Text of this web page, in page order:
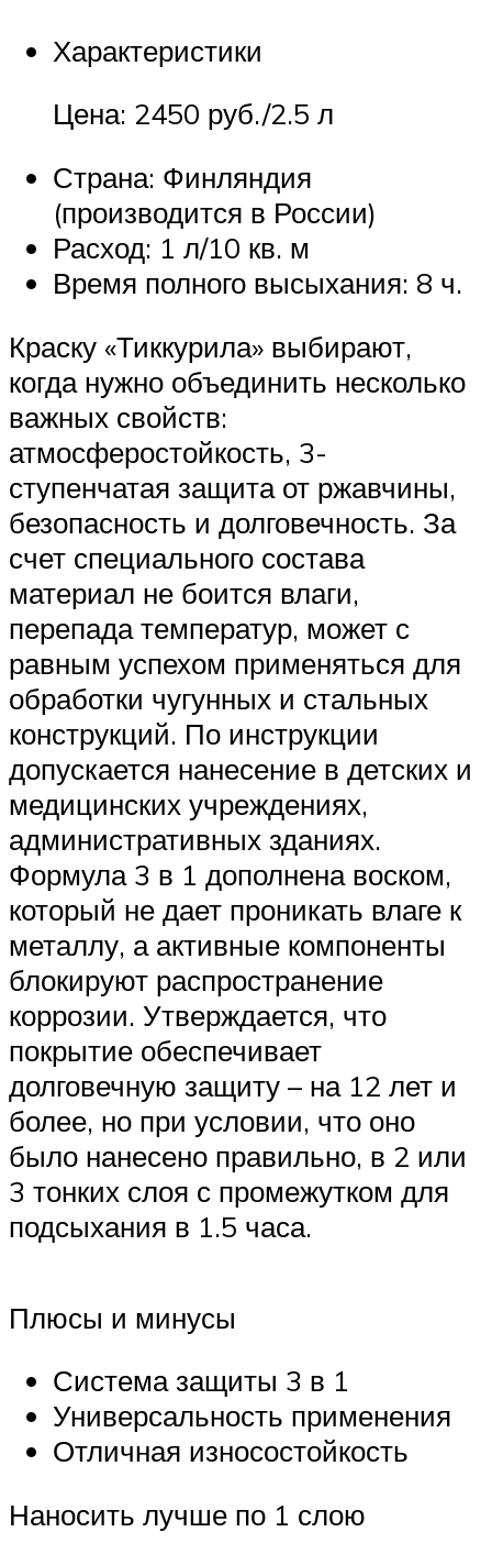
Характеристики
Цена: 2450 руб./2.5 л
Страна: Финляндия
(производится в России)
Расход: 1 л/10 кв. м
Время полного высыхания: 8 ч.
Краску «Тиккурила» выбирают,
когда нужно объединить несколько
важных свойств:
атмосферостойкость, 3-
ступенчатая защита от ржавчины,
безопасность и долговечность. За
счет специального состава
материал не боится влаги,
перепада температур, может с
равным успехом применяться для
обработки чугунных и стальных
конструкций. По инструкции
допускается нанесение в детских и
медицинских учреждениях,
административных зданиях.
Формула 3 в 1 дополнена воском,
который не дает проникать влаге к
металлу, а активные компоненты
блокируют распространение
коррозии. Утверждается, что
покрытие обеспечивает
долговечную защиту – на 12 лет и
более, но при условии, что оно
было нанесено правильно, в 2 или
3 тонких слоя с промежутком для
подсыхания в 1.5 часа.
Плюсы и минусы
Система защиты 3 в 1
Универсальность применения
Отличная износостойкость
Наносить лучше по 1 слою